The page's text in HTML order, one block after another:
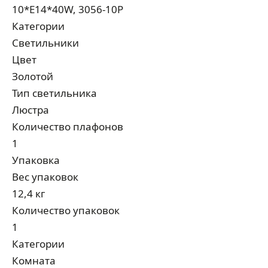
10*E14*40W, 3056-10P
Категории
Светильники
Цвет
Золотой
Тип светильника
Люстра
Количество плафонов
1
Упаковка
Вес упаковок
12,4 кг
Количество упаковок
1
Категории
Комната